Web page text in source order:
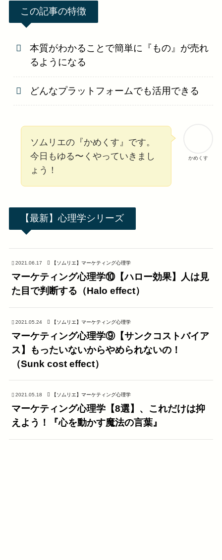
この記事の特徴
本質がわかることで簡単に『もの』が売れ
るようになる
どんなプラットフォームでも活用できる
かめくす
ソムリエの『かめくす』です。
今日もゆる〜くやっていきまし
ょう！
【最新】心理学シリーズ
2021.06.17 【ソムリエ】マーケティング心理学
マーケティング心理学⑩【ハロー効果】人は見
た目で判断する（Halo effect）
2021.05.24 【ソムリエ】マーケティング心理学
マーケティング心理学⑨【サンクコストバイア
ス】もったいないからやめられないの！
（Sunk cost effect）
2021.05.18 【ソムリエ】マーケティング心理学
マーケティング心理学【8選】、これだけは抑
えよう！『心を動かす魔法の言葉』